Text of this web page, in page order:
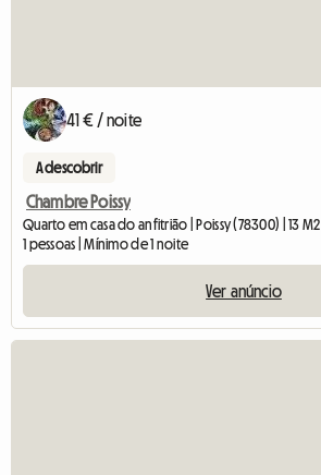
41 € / noite
A descobrir
Chambre Poissy
Quarto em casa do anfitrião | Poissy (78300) | 13 M2
1 pessoas | Mínimo de 1 noite
Ver anúncio